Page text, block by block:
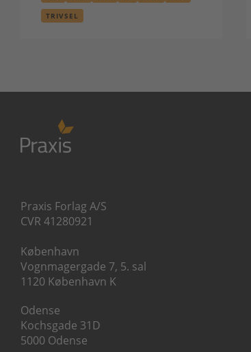
STX
TRIVSEL
Praxis Forlag A/S
CVR 41280921
København
Vognmagergade 7, 5. sal
1120 København K
Odense
Kochsgade 31D
5000 Odense